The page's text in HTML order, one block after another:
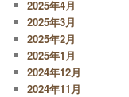
2025年4月
2025年3月
2025年2月
2025年1月
2024年12月
2024年11月